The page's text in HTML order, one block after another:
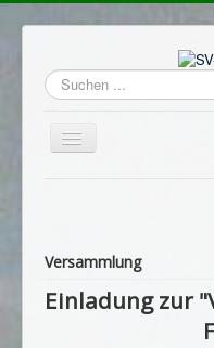
Suchen
...
Navigation
an/aus
Termine
Hauptverein
Versammlung
Einladung zur